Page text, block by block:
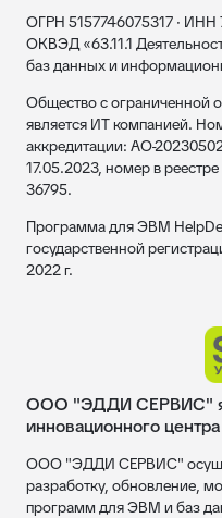
ОГРН 5157746075317 · ИНН
ОКВЭД «63.11.1
баз данных и
Общество с ограниченной
является ИТ компанией.
аккредитации: АО-
17.05.2023, номер в
36795.
Программа для ЭВМ
государственной
2022 г.
ООО "ЭДДИ СЕРВИС"
инновационного
ООО "ЭДДИ СЕРВИС"
разработку, обновление,
программ для ЭВМ и баз